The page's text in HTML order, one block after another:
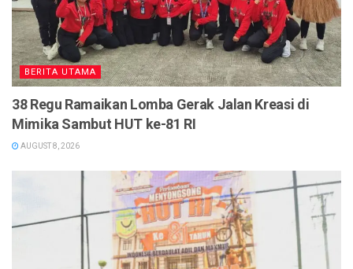
BERITA UTAMA
38 Regu Ramaikan Lomba Gerak Jalan Kreasi di
Mimika Sambut HUT ke-81 RI
AUGUST 8, 2026